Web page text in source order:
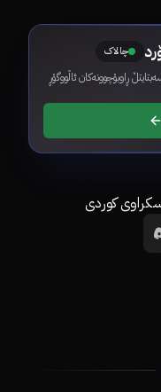
چالاک
ڕاوبۆچوونەکان ئاڵووگۆڕ
کوردی